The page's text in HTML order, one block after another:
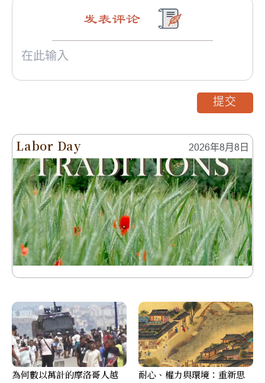
Labor Day 2026年8月8日
发表评论
提交
為何數以萬計的摩洛哥人越 耐心、權力與環境：重新思